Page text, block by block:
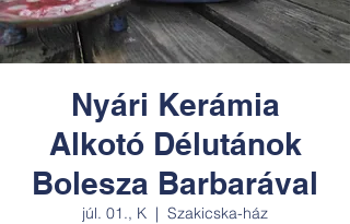
Nyári Kerámia
Alkotó Délutánok
Bolesza Barbarával
júl. 01., K
  |
Szakicska-ház